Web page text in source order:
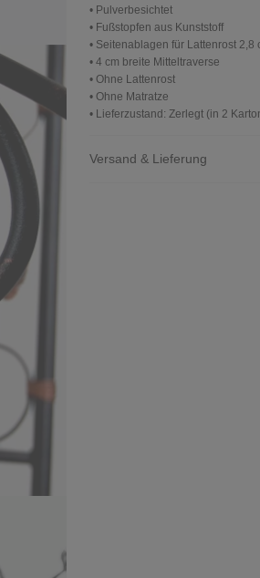
• Pulverbesichtet
• Fußstopfen aus Kunststoff
• Seitenablagen für Lattenrost 2,8
• 4 cm breite Mitteltraverse
• Ohne Lattenrost
• Ohne Matratze
• Lieferzustand: Zerlegt (in 2
Versand & Lieferung